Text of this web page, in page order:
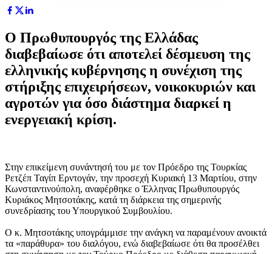
O Πρωθυπουργός της Ελλάδας
διαβεβαίωσε ότι αποτελεί δέσμευση της
ελληνικής κυβέρνησης η συνέχιση της
στήριξης επιχειρήσεων, νοικοκυριών και
αγροτών για όσο διάστημα διαρκεί η
ενεργειακή κρίση.
Στην επικείμενη συνάντησή του με τον Πρόεδρο της Τουρκίας
Ρετζέπ Ταγίπ Ερντογάν, την προσεχή Κυριακή 13 Μαρτίου, στην
Κωνσταντινούπολη, αναφέρθηκε ο Έλληνας Πρωθυπουργός
Κυριάκος Μητσοτάκης, κατά τη διάρκεια της σημερινής
συνεδρίασης του Υπουργικού Συμβουλίου.
Ο κ. Μητσοτάκης υπογράμμισε την ανάγκη να παραμένουν ανοικτά
τα «παράθυρα» του διαλόγου, ενώ διαβεβαίωσε ότι θα προσέλθει